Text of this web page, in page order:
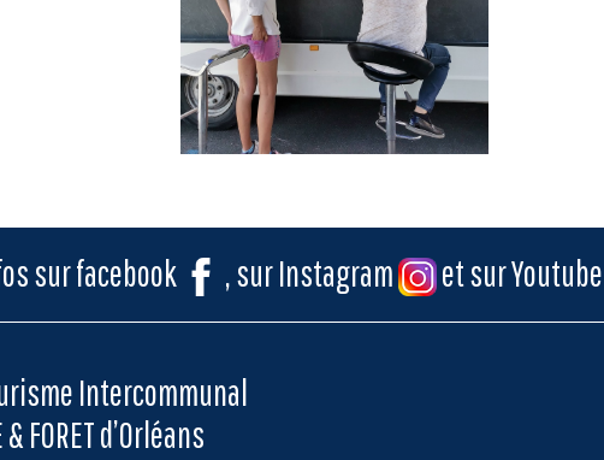
sur facebook , sur Instagram et sur
Intercommunal
FORET d’Orléans